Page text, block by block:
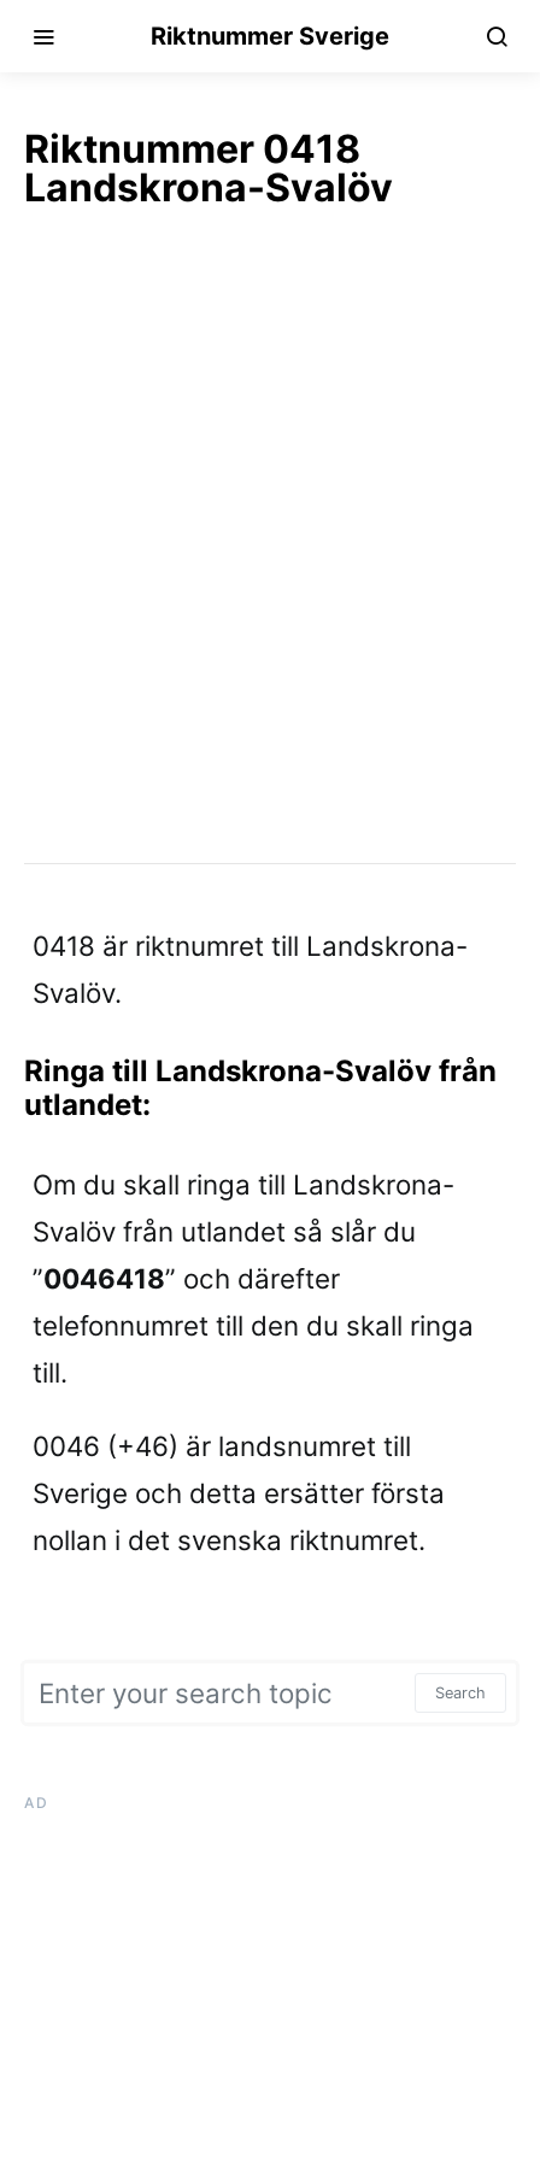
Riktnummer Sverige
Riktnummer 0418
Landskrona-Svalöv
0418 är riktnumret till Landskrona-
Svalöv.
Ringa till Landskrona-Svalöv från
utlandet:
Om du skall ringa till Landskrona-
Svalöv från utlandet så slår du
”0046418” och därefter
telefonnumret till den du skall ringa
till.
0046 (+46) är landsnumret till
Sverige och detta ersätter första
nollan i det svenska riktnumret.
Search
AD